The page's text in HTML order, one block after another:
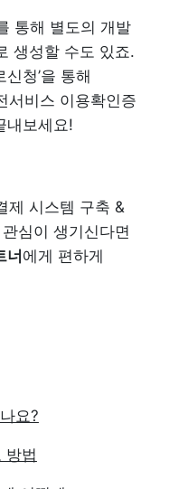
통해 별도의 개발
생성할 수도 있죠.
청’을 통해
서비스 이용확인증
내보세요!
제 시스템 구축 &
심이 생기신다면
너 에게 편하게
요?
방법